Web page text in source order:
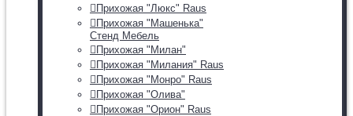
Прихожая "Люкс" Raus
Прихожая "Машенька"
Стенд Мебель
Прихожая "Милан"
Прихожая "Милания" Raus
Прихожая "Монро" Raus
Прихожая "Олива"
Прихожая "Орион" Raus